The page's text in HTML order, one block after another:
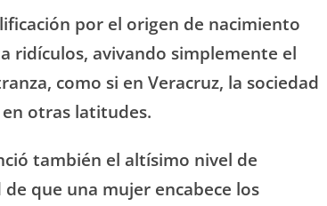
por el origen de nacimiento
ridículos, avivando simplemente el
como si en Veracruz, la sociedad
otras latitudes.
también el altísimo nivel de
que una mujer encabece los